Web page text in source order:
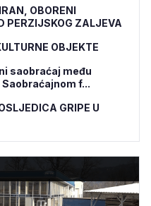
OBORENI
PERZIJSKOG ZALJEVA
OBJEKTE
saobraćaj među
f...
GRIPE U